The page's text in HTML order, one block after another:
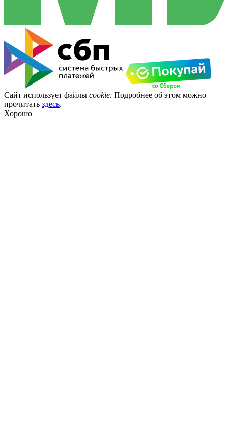
Сайт использует файлы cookie. Подробнее об этом можно
прочитать здесь.
Хорошо